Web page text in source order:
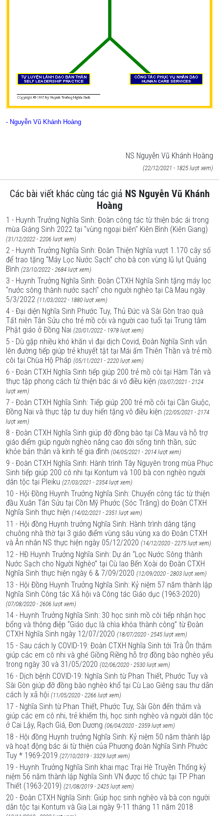
- Nguyễn Vũ Khánh Hoàng
NS Nguyễn Vũ Khánh Hoàng
(22/12/2021 - 1825 lượt xem)
Các bài viết khác cùng tác giả NS Nguyễn Vũ Khánh
Hoàng
1 - Huynh Trưởng Nghĩa Sinh: Đoàn công tác từ thiện bác ái trong
mùa Giáng Sinh 2022 tại "vùng ngoại biên" Kiên Bình (Kiên Giang)
(31/12/2022 - 2206 lượt xem)
2 - Huynh Trưởng Nghĩa Sinh: Đoàn Thiện Nghĩa vượt 1.170 cây số
để trao tặng “Máy Lọc Nước Sạch” cho bà con vùng lũ lụt Quảng
Bình (23/10/2022 - 2684 lượt xem)
3 - Huynh Trưởng Nghĩa Sinh: Đoàn CTXH Nghĩa Sinh tặng máy lọc
"nước sông thành nước sạch" cho người nghèo tại Cà Mau ngày
5/3/2022 (11/03/2022 - 1880 lượt xem)
4 - Đại diện Nghĩa Sinh Phước Tuy, Thủ Đức và Sài Gòn trao quà
Tất niên Tân Sửu cho trẻ mồ côi và người cao tuổi tại Trung tâm
Phật giáo ở Đồng Nai (20/01/2022 - 1978 lượt xem)
5 - Dù gặp nhiều khó khăn vì đại dịch Covid, Đoàn Nghĩa Sinh vẫn
lên đường tiếp giúp trẻ khuyết tật tại Mái ấm Thiên Thần và trẻ mồ
côi tại Chùa Hộ Pháp (05/11/2021 - 2220 lượt xem)
6 - Đoàn CTXH Nghĩa Sinh tiếp giúp 200 trẻ mồ côi tại Hàm Tân và
thực tập phong cách từ thiện bác ái vô điều kiện (03/07/2021 - 2124
lượt xem)
7 - Đoàn CTXH Nghĩa Sinh: Tiếp giúp 200 trẻ mồ côi tại Cần Giuộc,
Đồng Nai và thực tập tư duy hiến tặng vô điều kiện (22/05/2021 - 2174
lượt xem)
8 - Đoàn CTXH Nghĩa Sinh giúp đỡ đồng bào tại Cà Mau và hỗ trợ
giáo điểm giúp người nghèo nâng cao đời sống tinh thần, sức
khỏe bản thân và kinh tế gia đình (04/05/2021 - 2014 lượt xem)
9 - Đoàn CTXH Nghĩa Sinh: Hành trình Tây Nguyên trong mùa Phục
Sinh tiếp giúp 200 cô nhi tại Kontum và 100 bà con nghèo người
dân tộc tại Pleiku (27/03/2021 - 2354 lượt xem)
10 - Hội Đồng Huynh Trưởng Nghĩa Sinh: Chuyến công tác từ thiện
đầu Xuân Tân Sửu tại Cồn Mỹ Phước (Sóc Trăng) do Đoàn CTXH
Nghĩa Sinh thực hiện (14/02/2021 - 2351 lượt xem)
11 - Hội đồng Huynh trưởng Nghĩa Sinh: Hành trình dâng tặng
chuông nhà thờ tại 3 giáo điểm vùng sâu vùng xa do Đoàn CTXH
và Ân nhân NS thực hiện ngày 05/12/2020 (14/12/2020 - 2275 lượt xem)
12 - HĐ Huynh Trưởng Nghĩa Sinh: Dự án “Lọc Nước Sông thành
Nước Sạch cho Người Nghèo” tại Cù lao Bến Xoài do Đoàn CTXH
Nghĩa Sinh thực hiện ngày 6 & 7/09/2020 (12/09/2020 - 2803 lượt xem)
13 - Hội Đồng Huynh Trưởng Nghĩa Sinh: Kỷ niệm 57 năm thành lập
Nghĩa Sinh Công tác Xã hội và Công tác Giáo dục (1963-2020)
(07/08/2020 - 2606 lượt xem)
14 - Huynh Trưởng Nghĩa Sinh: 30 học sinh mồ côi tiếp nhận học
bổng và thông điệp “Giáo dục là chìa khóa thành công” từ Đoàn
CTXH Nghĩa Sinh ngày 12/07/2020 (18/07/2020 - 2545 lượt xem)
15 - Sau cách ly COVID-19: Đoàn CTXH Nghĩa Sinh tới Trà Ôn thăm
giúp các em cô nhi và ghé Giồng Riềng hỗ trợ đồng bào nghèo yếu
trong ngày 30 và 31/05/2020 (02/06/2020 - 2530 lượt xem)
16 - Dịch bệnh COVID-19: Nghĩa Sinh từ Phan Thiết, Phước Tuy và
Sài Gòn giúp đỡ đồng bào nghèo khổ tại Cù Lao Giêng sau thư dãn
cách ly xã hội (11/05/2020 - 2266 lượt xem)
17 - Nghĩa Sinh từ Phan Thiết, Phước Tuy, Sài Gòn đến thăm và
giúp các em cô nhi, trẻ khiếm thị, học sinh nghèo và người dân tộc
ở Cai Lậy, Rạch Giá, Đơn Dương (06/04/2020 - 2359 lượt xem)
18 - Hội đồng Huynh trưởng Nghĩa Sinh: Kỷ niệm 50 năm thành lập
và hoạt động bác ái từ thiện của Phương đoàn Nghĩa Sinh Phước
Tuy * 1969-2019 (27/10/2019 - 3329 lượt xem)
19 - Huynh Trưởng Nghĩa Sinh khai mạc Trại Hè Truyền Thống kỷ
niệm 56 năm thành lập Nghĩa Sinh VN được tổ chức tại TP Phan
Thiết (1963-2019) (21/08/2019 - 2425 lượt xem)
20 - Đoàn CTXH Nghĩa Sinh: Giúp học sinh nghèo và bà con người
dân tộc tại Kontum và Gia Lai ngày 9-11 tháng 11 năm 2018